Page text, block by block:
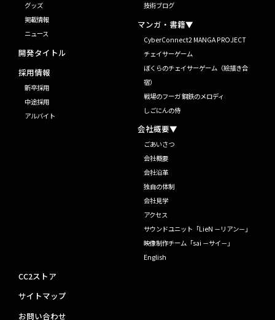
グッズ
掲載情報
ニュース
開発タイトル
採用情報
新卒採用
中途採用
アルバイト
技術ブログ
マンガ・書籍▼
CyberConnect2 MANGA PROJECT
チェイサーゲーム
ぼくらのチェイサーゲーム（絵描き合
宿）
戦場のフーガ 鋼鉄のメロディ
しごにんの侍
会社概要▼
ごあいさつ
会社概要
会社沿革
独自の体制
会社見学
アクセス
サウンドユニット「LieN －リアン－」
映像制作チーム「sai －サイ－」
English
CC2ストア
サイトマップ
お問い合わせ